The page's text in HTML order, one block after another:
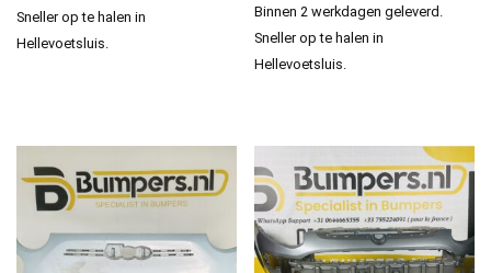
Sneller op te halen in
Hellevoetsluis.
Binnen 2 werkdagen geleverd.
Sneller op te halen in
Hellevoetsluis.